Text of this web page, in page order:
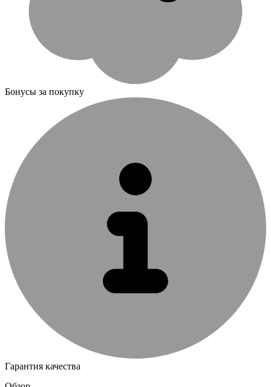
Бонусы за покупку
Гарантия качества